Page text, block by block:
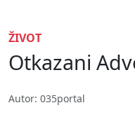
ŽIVOT
Otkazani
Autor: 035portal